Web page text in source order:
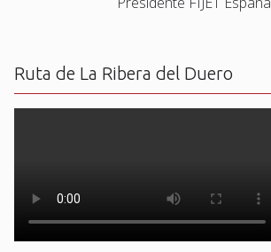
Ruta de La Ribera del Duero